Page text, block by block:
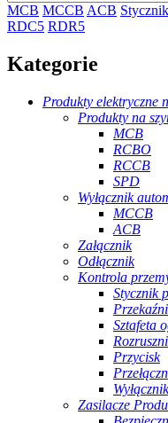
MCB MCCB ACB Stycznik
RDC5 RDR5
Kategorie
Produkty elektryczne
Produkty na
MCB
RCBO
RCCB
SPD
Wyłącznik
MCCB
ACB
Załącznik
Odłącznik
Kontrola
Stycznik
Sztafeta
Przycisk
Zasilacze